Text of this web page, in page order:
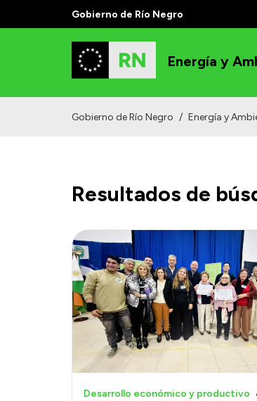
Gobierno de Río Negro
Energía y
Gobierno de Río Negro / Energía y
Resultados de
Desarrollo económico y productivo